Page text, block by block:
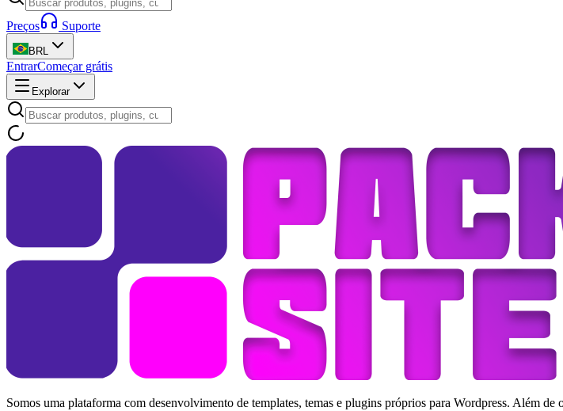
Preços Suporte
BRL
EntrarComeçar grátis
Explorar
Somos uma plataforma com desenvolvimento de templates, temas e plugins próprios para Wordpress. Além